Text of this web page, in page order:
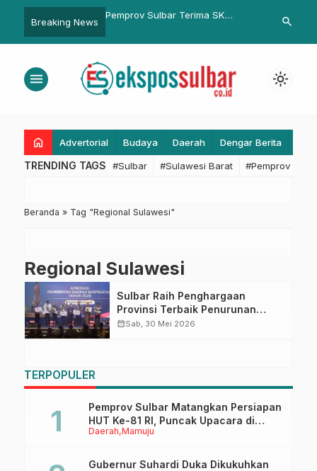
Breaking News
Lansia Inggit
Pemprov Sulbar Terima SK
2029, Bapperida Gelar Rapat
Plt Dinkes
Pelestarian
search
menu light_mode
home Advertorial Budaya Daerah Dengar Berita
TRENDING TAGS #Sulbar #Sulawesi Barat #Pemprov
Beranda » Tag "Regional Sulawesi"
Regional Sulawesi
Sulbar Raih Penghargaan
Provinsi Terbaik Penurunan
Pengangguran di Regional
calendar_monthSab, 30 Mei 2026
TERPOPULER
Daerah Mamuju
Pemprov Sulbar Matangkan Persiapan
HUT Ke-81 RI, Puncak Upacara di
Lapangan Ahmad Kirang
Gubernur Suhardi Duka Dikukuhkan